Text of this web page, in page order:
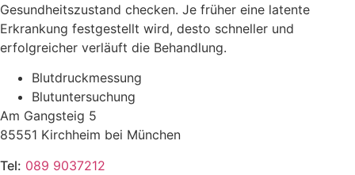
Gesundheitszustand checken. Je früher eine latente
Erkrankung festgestellt wird, desto schneller und
erfolgreicher verläuft die Behandlung.
Blutdruckmessung
Blutuntersuchung
Am Gangsteig 5
85551 Kirchheim bei München
Tel: 089 9037212